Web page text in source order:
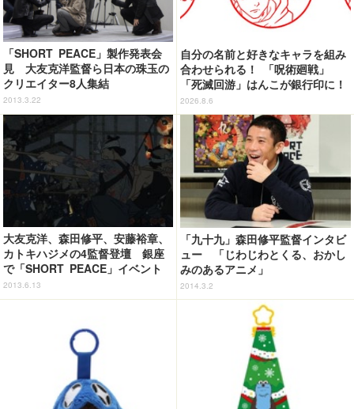
「SHORT PEACE」製作発表会
見 大友克洋監督ら日本の珠玉の
クリエイター8人集結
2013.3.22
自分の名前と好きなキャラを組み
合わせられる！ 「呪術廻戦」
「死滅回游」はんこが銀行印に！
虎杖悠仁、乙骨憂太ら16キャラ追
加で全104種
2026.8.6
大友克洋、森田修平、安藤裕章、
カトキハジメの4監督登壇 銀座
で「SHORT PEACE」イベント
2013.6.13
「九十九」森田修平監督インタビ
ュー 「じわじわとくる、おかし
みのあるアニメ」
2014.3.2